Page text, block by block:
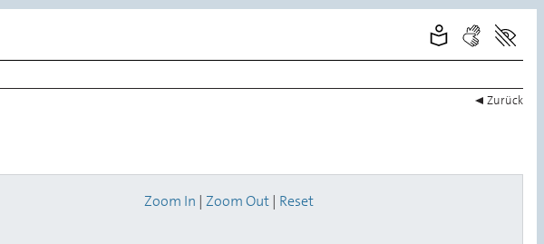
Zurück
Zoom In | Zoom Out| Reset